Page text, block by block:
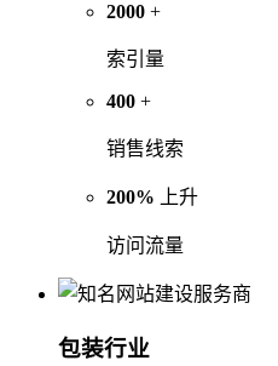
2000 +
索引量
400 +
销售线索
200% 上升
访问流量
包装行业